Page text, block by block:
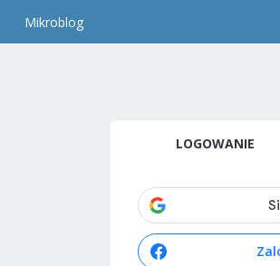
Mikroblog
LOGOWANIE